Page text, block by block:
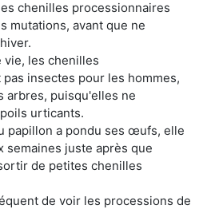
chenilles processionnaires
mutations, avant que ne
vie, les chenilles
insectes pour les hommes,
arbres, puisqu'elles ne
urticants.
papillon a pondu ses œufs, elle
semaines juste après que
de petites chenilles
de voir les processions de